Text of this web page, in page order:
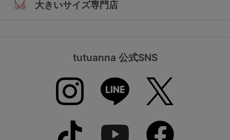
大きいサイズ専門店
tutuanna 公式SNS